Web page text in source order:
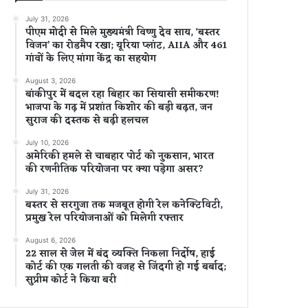
July 31, 2026
पीएम मोदी से मिले मुख्यमंत्री विष्णु देव साय, ‘बस्तर
विजन’ का रोडमैप रखा; यूरिया प्लांट, AIIA और 461
गांवों के लिए मांगा केंद्र का सहयोग
August 3, 2026
बांकीपुर में बदल रहा बिहार का सियासी समीकरण!
भाजपा के गढ़ में प्रशांत किशोर की बड़ी बढ़त, जन
सुराज की दस्तक से बढ़ी हलचल
July 10, 2026
अमेरिकी हमले से चाबहार पोर्ट को नुकसान, भारत
की रणनीतिक परियोजना पर क्या पड़ेगा असर?
July 31, 2026
बस्तर से सरगुजा तक मजबूत होगी रेल कनेक्टिविटी,
प्रमुख रेल परियोजनाओं को मिलेगी रफ्तार
August 6, 2026
22 साल से जेल में बंद व्यक्ति निकला निर्दोष, हाई
कोर्ट की एक गलती की वजह से जिंदगी हो गई बर्बाद;
सुप्रीम कोर्ट ने किया बरी